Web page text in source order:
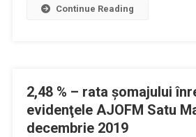
Continue Reading
2,48 % – rata şomajului
evidenţele AJOFM Satu
decembrie 2019